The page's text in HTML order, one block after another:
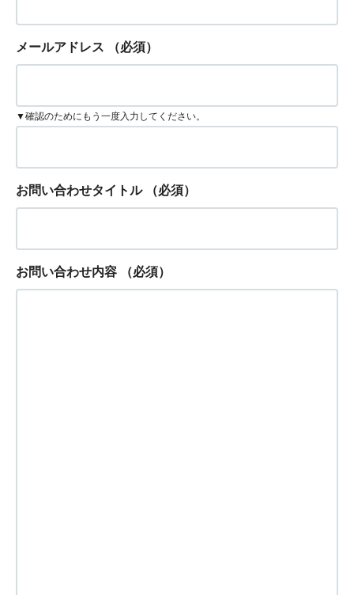
メールアドレス （必須）
▼確認のためにもう一度入力してください。
お問い合わせタイトル （必須）
お問い合わせ内容 （必須）